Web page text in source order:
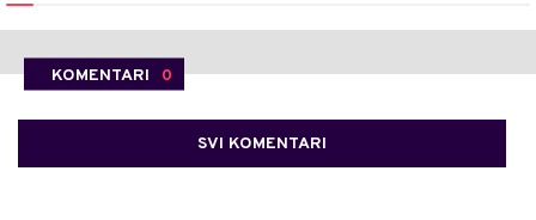
KOMENTARI 0
SVI KOMENTARI